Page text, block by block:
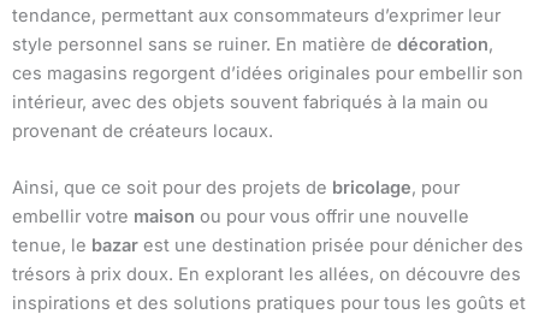
tendance, permettant aux consommateurs d’exprimer leur
style personnel sans se ruiner. En matière de décoration,
ces magasins regorgent d’idées originales pour embellir son
intérieur, avec des objets souvent fabriqués à la main ou
provenant de créateurs locaux.
Ainsi, que ce soit pour des projets de bricolage, pour
embellir votre maison ou pour vous offrir une nouvelle
tenue, le bazar est une destination prisée pour dénicher des
trésors à prix doux. En explorant les allées, on découvre des
inspirations et des solutions pratiques pour tous les goûts et